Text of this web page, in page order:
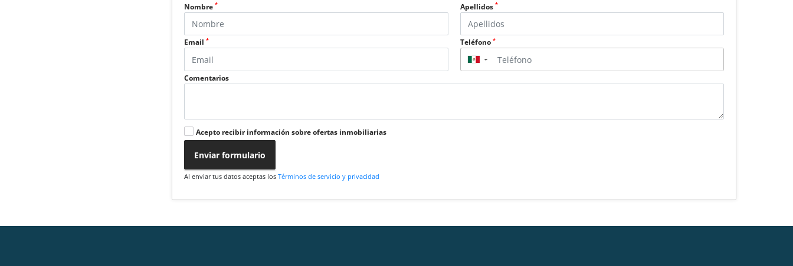
Nombre* Apellidos *
Email* Teléfono *
▼
Comentarios
Acepto recibir información sobre ofertas inmobiliarias
Enviar formulario
Al enviar tus datos aceptas losTérminos de servicio y privacidad